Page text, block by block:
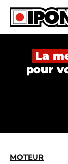
Ipone
HUILES
ENTRETIEN
La
pour
MOTEUR